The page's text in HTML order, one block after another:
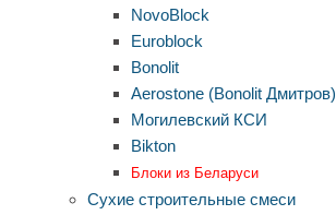
NovoBlock
Euroblock
Bonolit
Aerostone (Bonolit Дмитров)
Могилевский КСИ
Bikton
Блоки из Беларуси
Сухие строительные смеси